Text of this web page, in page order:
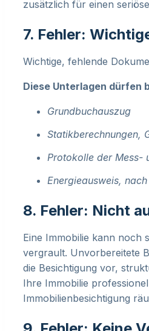
zusätzlich für einen
7. Fehler:
Wichtige, fehlende
Diese Unterlagen dürfen
Grundbuchauszug
Statikberechnungen,
Protokolle der Mess-
Energieausweis,
8. Fehler: Nicht
Eine Immobilie kann noch
vergrault. Unvorbereitete
die Besichtigung vor,
Ihre Immobilie
Immobilienbesichtigung